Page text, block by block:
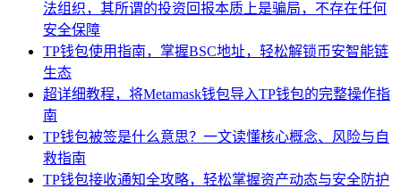
法组织，其所谓的投资回报本质上是骗局，不存在任何
安全保障
TP钱包使用指南，掌握BSC地址，轻松解锁币安智能链
生态
超详细教程，将Metamask钱包导入TP钱包的完整操作指
南
TP钱包被签是什么意思？一文读懂核心概念、风险与自
救指南
TP钱包接收通知全攻略，轻松掌握资产动态与安全防护